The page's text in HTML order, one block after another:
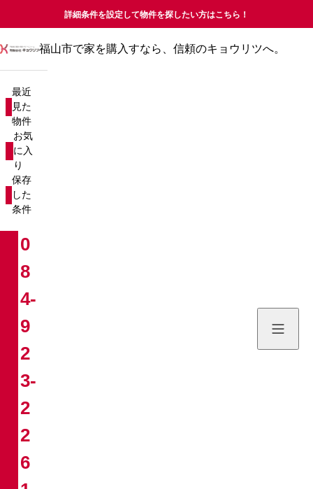
分譲マンション
お問い合わせ
詳細条件を設定して物件を探したい方はこちら！
福山市で家を購入すなら、信頼のキョウリツへ。
最近
見た
物件
お気
に入
り
保存
した
条件
0
8
4-
9
2
3-
2
2
6